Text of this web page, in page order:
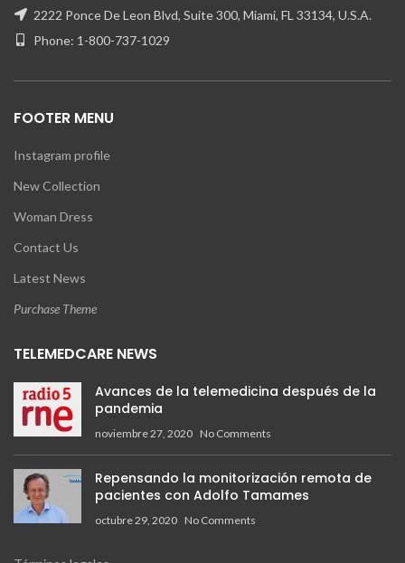
2222 Ponce De Leon Blvd, Suite 300, Miami, FL 33134, U.S.A.
Phone: 1-800-737-1029
FOOTER MENU
Instagram profile
New Collection
Woman Dress
Contact Us
Latest News
Purchase Theme
TELEMEDCARE NEWS
Avances de la telemedicina después de la
pandemia
noviembre 27, 2020 No Comments
Repensando la monitorización remota de
pacientes con Adolfo Tamames
octubre 29, 2020 No Comments